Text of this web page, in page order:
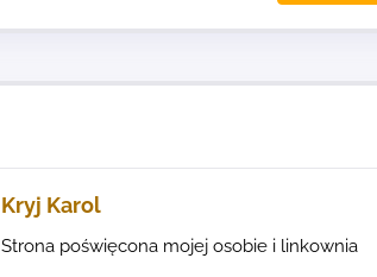
Kryj Karol
Strona poświęcona mojej osobie i linkownia